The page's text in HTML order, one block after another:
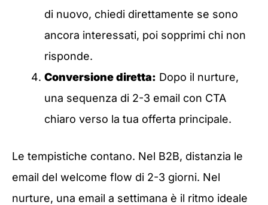
di nuovo, chiedi direttamente se sono
ancora interessati, poi sopprimi chi non
risponde.
Conversione diretta: Dopo il nurture,
una sequenza di 2-3 email con CTA
chiaro verso la tua offerta principale.
Le tempistiche contano. Nel B2B, distanzia le
email del welcome flow di 2-3 giorni. Nel
nurture, una email a settimana è il ritmo ideale